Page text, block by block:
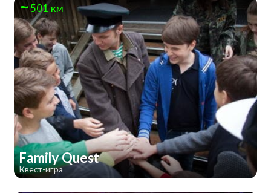
501 км
Family Quest
Квест-игра